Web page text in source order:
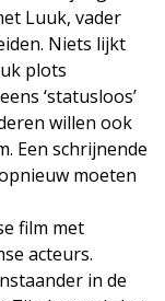
Luuk, vader
Niets lijkt
plots
‘statusloos’
willen ook
Een schrijnende
moeten
film met
acteurs.
in de